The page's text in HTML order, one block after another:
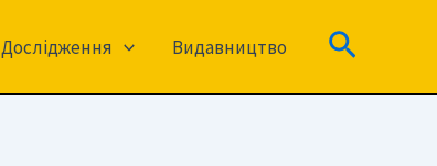
Дослідження Видавництво Пошук